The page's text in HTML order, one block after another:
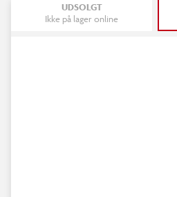
UDSOLGT
Ikke på lager online